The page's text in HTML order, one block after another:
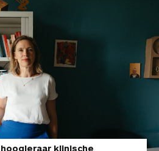
hoogleraar klinische